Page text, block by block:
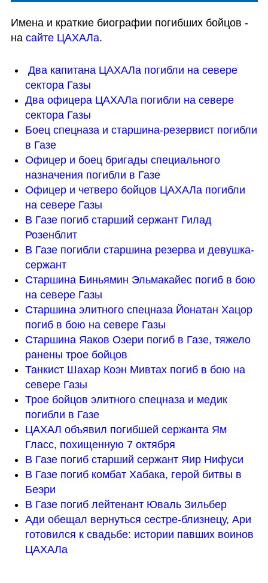
Имена и краткие биографии погибших бойцов -
на сайте ЦАХАЛа.
Два капитана ЦАХАЛа погибли на севере
сектора Газы
Два офицера ЦАХАЛа погибли на севере
сектора Газы
Боец спецназа и старшина-резервист погибли
в Газе
Офицер и боец бригады специального
назначения погибли в Газе
Офицер и четверо бойцов ЦАХАЛа погибли
на севере Газы
В Газе погиб старший сержант Гилад
Розенблит
В Газе погибли старшина резерва и девушка-
сержант
Старшина Биньямин Эльмакайес погиб в бою
на севере Газы
Старшина элитного спецназа Йонатан Хацор
погиб в бою на севере Газы
Старшина Яаков Озери погиб в Газе, тяжело
ранены трое бойцов
Танкист Шахар Коэн Мивтах погиб в бою на
севере Газы
Трое бойцов элитного спецназа и медик
погибли в Газе
ЦАХАЛ объявил погибшей сержанта Ям
Гласс, похищенную 7 октября
В Газе погиб старший сержант Яир Нифуси
В Газе погиб комбат Хабака, герой битвы в
Беэри
В Газе погиб лейтенант Юваль Зильбер
Ади обещал вернуться сестре-близнецу, Ари
готовился к свадьбе: истории павших воинов
ЦАХАЛа